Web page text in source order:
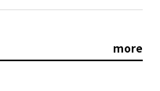
more